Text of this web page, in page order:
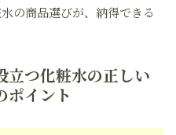
の商品選びが、納得できる
立つ化粧水の正しい
ポイント